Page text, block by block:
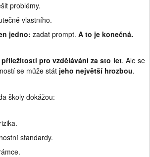
problémy.
vlastního.
jedno: zadat prompt. A to je konečná.
pro vzdělávání za sto let. Ale se
se může stát jeho největší hrozbou.
školy dokážou:
standardy.